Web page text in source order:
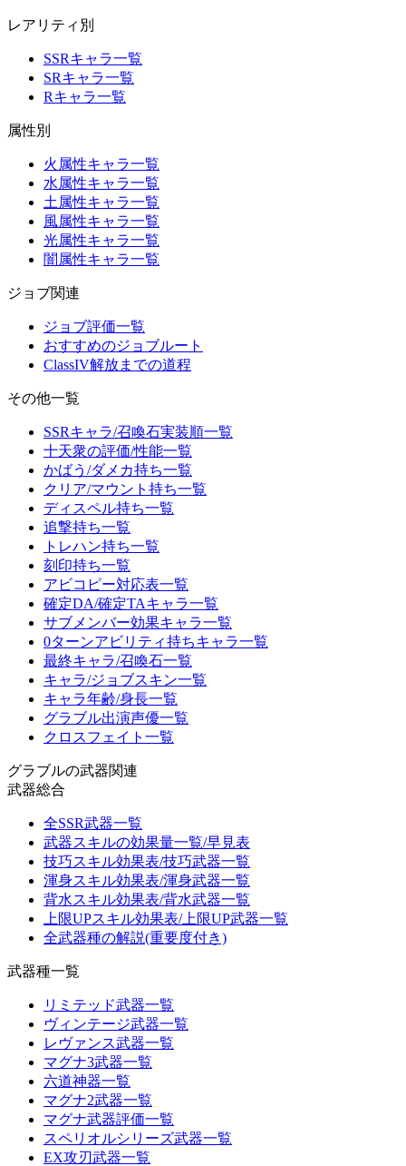
レアリティ別
SSRキャラ一覧
SRキャラ一覧
Rキャラ一覧
属性別
火属性キャラ一覧
水属性キャラ一覧
土属性キャラ一覧
風属性キャラ一覧
光属性キャラ一覧
闇属性キャラ一覧
ジョブ関連
ジョブ評価一覧
おすすめのジョブルート
ClassIV解放までの道程
その他一覧
SSRキャラ/召喚石実装順一覧
十天衆の評価/性能一覧
かばう/ダメカ持ち一覧
クリア/マウント持ち一覧
ディスペル持ち一覧
追撃持ち一覧
トレハン持ち一覧
刻印持ち一覧
アビコピー対応表一覧
確定DA/確定TAキャラ一覧
サブメンバー効果キャラ一覧
0ターンアビリティ持ちキャラ一覧
最終キャラ/召喚石一覧
キャラ/ジョブスキン一覧
キャラ年齢/身長一覧
グラブル出演声優一覧
クロスフェイト一覧
グラブルの武器関連
武器総合
全SSR武器一覧
武器スキルの効果量一覧/早見表
技巧スキル効果表/技巧武器一覧
渾身スキル効果表/渾身武器一覧
背水スキル効果表/背水武器一覧
上限UPスキル効果表/上限UP武器一覧
全武器種の解説(重要度付き)
武器種一覧
リミテッド武器一覧
ヴィンテージ武器一覧
レヴァンス武器一覧
マグナ3武器一覧
六道神器一覧
マグナ2武器一覧
マグナ武器評価一覧
スペリオルシリーズ武器一覧
EX攻刃武器一覧